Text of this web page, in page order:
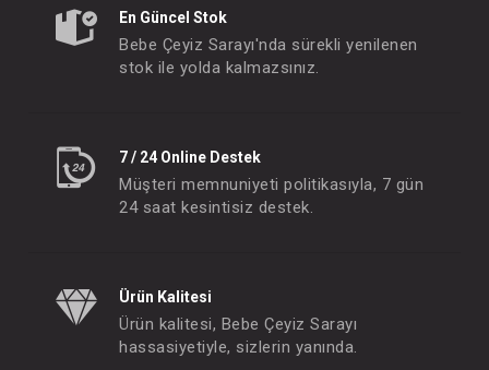
En Güncel Stok
Bebe Çeyiz Sarayı'nda sürekli yenilenen
stok ile yolda kalmazsınız.
7 / 24 Online Destek
Müşteri memnuniyeti politikasıyla, 7 gün
24 saat kesintisiz destek.
Ürün Kalitesi
Ürün kalitesi, Bebe Çeyiz Sarayı
hassasiyetiyle, sizlerin yanında.